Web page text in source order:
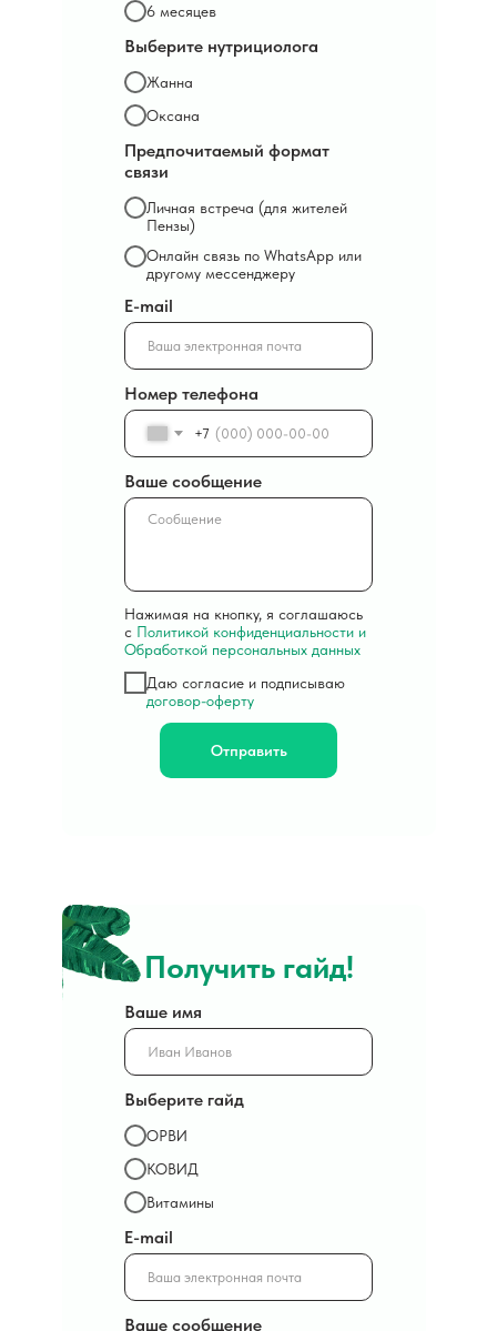
6 месяцев
Выберите нутрициолога
Жанна
Оксана
Предпочитаемый формат
связи
Личная встреча (для жителей
Пензы)
Онлайн связь по WhatsApp или
другому мессенджеру
E-mail
Номер телефона
+7
Ваше сообщение
Нажимая на кнопку, я соглашаюсь
с Политикой конфиденциальности и
Обработкой персональных данных
Даю согласие и подписываю
договор-оферту
Отправить
Получить гайд!
Ваше имя
Выберите гайд
ОРВИ
КОВИД
Витамины
E-mail
Ваше сообщение